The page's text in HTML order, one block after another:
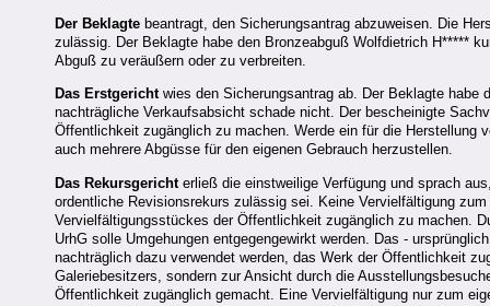
Der Beklagte beantragt, den Sicherungsantrag abzuweisen. Die
zulässig. Der Beklagte habe den Bronzeabguß Wolfdietrich H*****
Abguß zu veräußern oder zu verbreiten.
Das Erstgerichtwies den Sicherungsantrag ab. Der Beklagte habe
nachträgliche Verkaufsabsicht schade nicht. Der bescheinigte
Öffentlichkeit zugänglich zu machen. Werde ein für die
auch mehrere Abgüsse für den eigenen Gebrauch herzustellen.
Das Rekursgericht erließ die einstweilige Verfügung und sprach
ordentliche Revisionsrekurs zulässig sei. Keine Vervielfältigung
Vervielfältigungsstückes der Öffentlichkeit zugänglich zu machen.
UrhG solle Umgehungen entgegengewirkt werden. Das -
nachträglich dazu verwendet werden, das Werk der Öffentlichkeit
Galeriebesitzers, sondern zur Ansicht durch die
Öffentlichkeit zugänglich gemacht. Eine Vervielfältigung nur zum